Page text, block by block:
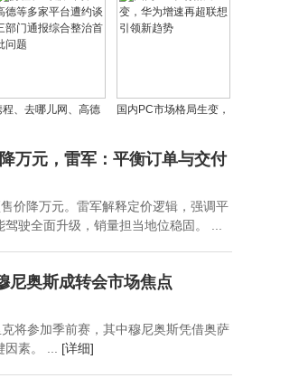
国市场及供应链重要
关
程、去哪儿网、高德
通报综合整治首批问
国内PC市场格局生变，
新趋势
万元，雷军：平衡订单与交付
价降万元。雷军解释定价逻辑，强调平
驶全面升级，销量担当地位稳固。 ...
尼奥斯成转会市场焦点
将参加季前赛，其中穆尼奥斯凭借奥萨
素。 ... [详细]